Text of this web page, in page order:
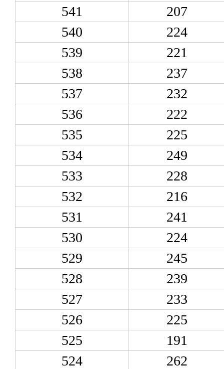
541
207
540
224
539
221
538
237
537
232
536
222
535
225
534
249
533
228
532
216
531
241
530
224
529
245
528
239
527
233
526
225
525
191
524
262